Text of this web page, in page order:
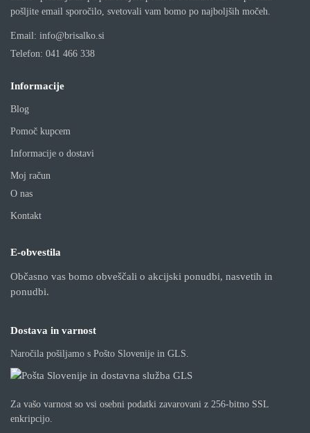
pošljite email sporočilo, svetovali vam bomo po najboljših močeh.
Email: info@brisalko.si
Telefon: 041 466 338
Informacije
Blog
Pomoč kupcem
Informacije o dostavi
Moj račun
O nas
Kontakt
E-obvestila
Občasno vas bomo obveščali o akcijski ponudbi, nasvetih in
ponudbi.
Dostava in varnost
Naročila pošiljamo s Pošto Slovenije in GLS.
Za vašo varnost so vsi osebni podatki zavarovani z 256-bitno SSL
enkripcijo.